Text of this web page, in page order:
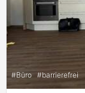
#Büro #barrierefrei